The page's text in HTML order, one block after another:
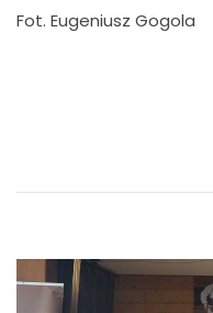
Fot. Eugeniusz Gogola